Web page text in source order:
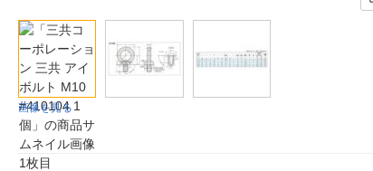
画像を見る